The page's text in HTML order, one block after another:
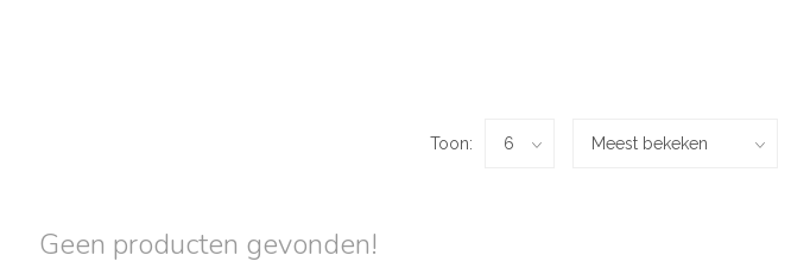
Toon:
Geen producten gevonden!